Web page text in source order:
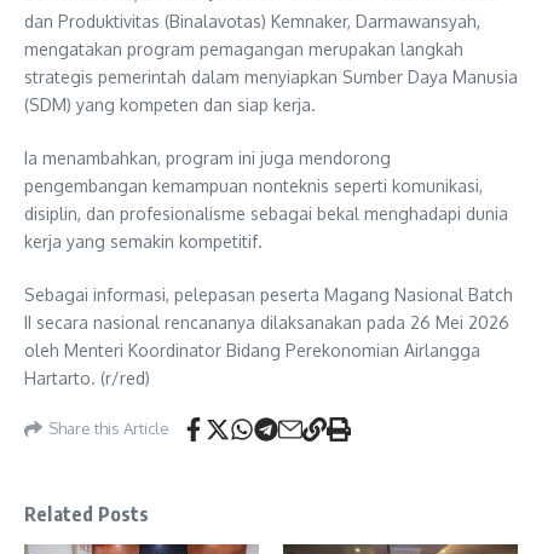
dan Produktivitas (Binalavotas) Kemnaker, Darmawansyah,
mengatakan program pemagangan merupakan langkah
strategis pemerintah dalam menyiapkan Sumber Daya Manusia
(SDM) yang kompeten dan siap kerja.
Ia menambahkan, program ini juga mendorong
pengembangan kemampuan nonteknis seperti komunikasi,
disiplin, dan profesionalisme sebagai bekal menghadapi dunia
kerja yang semakin kompetitif.
Sebagai informasi, pelepasan peserta Magang Nasional Batch
II secara nasional rencananya dilaksanakan pada 26 Mei 2026
oleh Menteri Koordinator Bidang Perekonomian Airlangga
Hartarto. (r/red)
Share this Article
Related Posts